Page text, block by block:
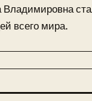
Владимировна
всего мира.